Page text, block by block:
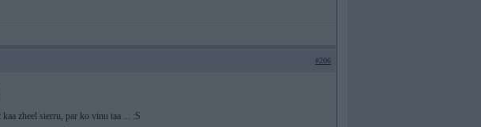
#206
zheel sierru, par ko vinu taa ... :S